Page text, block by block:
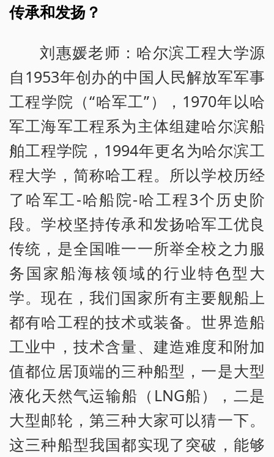
传承和发扬？
刘惠媛老师：哈尔滨工程大学源
自1953年创办的中国人民解放军军事
工程学院（“哈军工”），1970年以哈
军工海军工程系为主体组建哈尔滨船
舶工程学院，1994年更名为哈尔滨工
程大学，简称哈工程。所以学校历经
了哈军工-哈船院-哈工程3个历史阶
段。学校坚持传承和发扬哈军工优良
传统，是全国唯一一所举全校之力服
务国家船海核领域的行业特色型大
学。现在，我们国家所有主要舰船上
都有哈工程的技术或装备。世界造船
工业中，技术含量、建造难度和附加
值都位居顶端的三种船型，一是大型
液化天然气运输船（LNG船），二是
大型邮轮，第三种大家可以猜一下。
这三种船型我国都实现了突破，能够